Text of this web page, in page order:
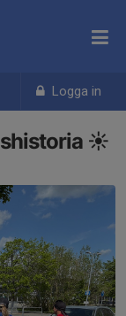
Logga in
☀️